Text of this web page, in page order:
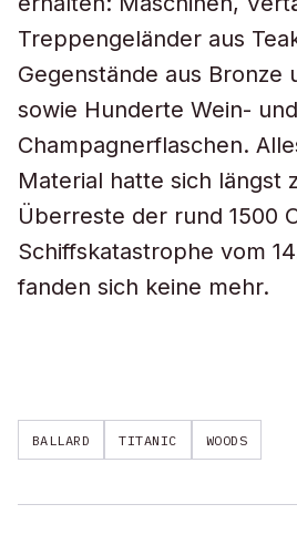
Treppengeländer aus
Gegenstände aus Bronze
sowie Hunderte Wein- und
Champagnerflaschen.
Material hatte sich längst
Überreste der rund 1500
Schiffskatastrophe vom
fanden sich keine mehr.
BALLARD TITANIC WOODS